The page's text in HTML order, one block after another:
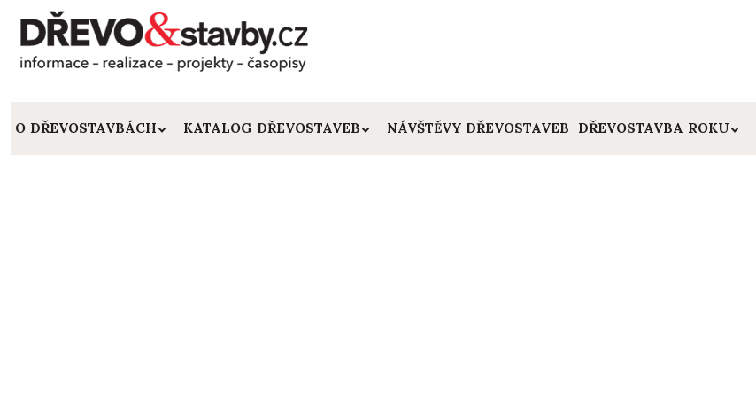
O DŘEVOSTAVBÁCH KATALOG DŘEVOSTAVEB NÁVŠTĚVY DŘEVOSTAVEB DŘEVOSTAVBA ROKU